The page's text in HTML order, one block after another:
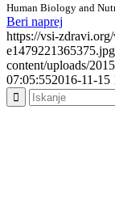
Human Biology and
Beri naprej
https://vsi-
e1479221365375.jpg
content/uploads/
07:05:552016-11-15